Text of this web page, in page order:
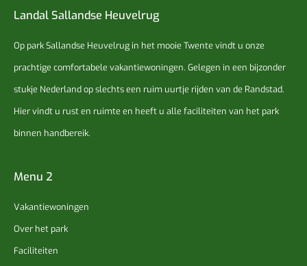
Landal Sallandse Heuvelrug
Op park Sallandse Heuvelrug in het mooie Twente vindt u onze
prachtige comfortabele vakantiewoningen. Gelegen in een bijzonder
stukje Nederland op slechts een ruim uurtje rijden van de Randstad.
Hier vindt u rust en ruimte en heeft u alle faciliteiten van het park
binnen handbereik.
Menu 2
Vakantiewoningen
Over het park
Faciliteiten